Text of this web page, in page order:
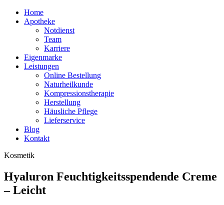
Home
Apotheke
Notdienst
Team
Karriere
Eigenmarke
Leistungen
Online Bestellung
Naturheilkunde
Kompressionstherapie
Herstellung
Häusliche Pflege
Lieferservice
Blog
Kontakt
Kosmetik
Hyaluron Feuchtigkeitsspendende Creme
– Leicht